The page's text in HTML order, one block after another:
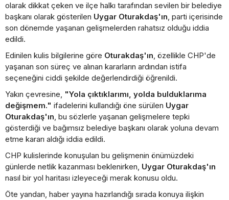
olarak dikkat çeken ve ilçe halkı tarafından sevilen bir belediye
başkanı olarak gösterilen Uygar Oturakdaş'ın, parti içerisinde
son dönemde yaşanan gelişmelerden rahatsız olduğu iddia
edildi.
Edinilen kulis bilgilerine göre Oturakdaş'ın, özellikle CHP'de
yaşanan son süreç ve alınan kararların ardından istifa
seçeneğini ciddi şekilde değerlendirdiği öğrenildi.
Yakın çevresine, "Yola çıktıklarımı, yolda bulduklarıma
değişmem." ifadelerini kullandığı öne sürülen Uygar
Oturakdaş'ın, bu sözlerle yaşanan gelişmelere tepki
gösterdiği ve bağımsız belediye başkanı olarak yoluna devam
etme kararı aldığı iddia edildi.
CHP kulislerinde konuşulan bu gelişmenin önümüzdeki
günlerde netlik kazanması beklenirken, Uygar Oturakdaş'ın
nasıl bir yol haritası izleyeceği merak konusu oldu.
Öte yandan, haber yayına hazırlandığı sırada konuya ilişkin